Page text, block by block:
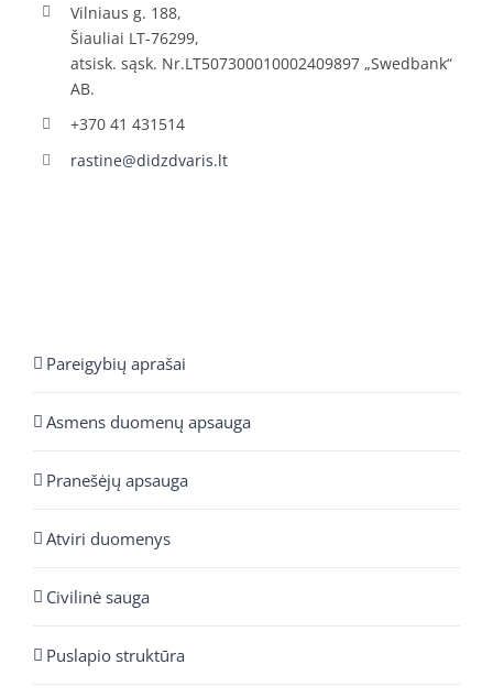
Vilniaus g. 188,
Šiauliai LT-76299,
atsisk. sąsk. Nr.LT507300010002409897 „Swedbank“
AB.
+370 41 431514
rastine@didzdvaris.lt
Pareigybių aprašai
Asmens duomenų apsauga
Pranešėjų apsauga
Atviri duomenys
Civilinė sauga
Puslapio struktūra